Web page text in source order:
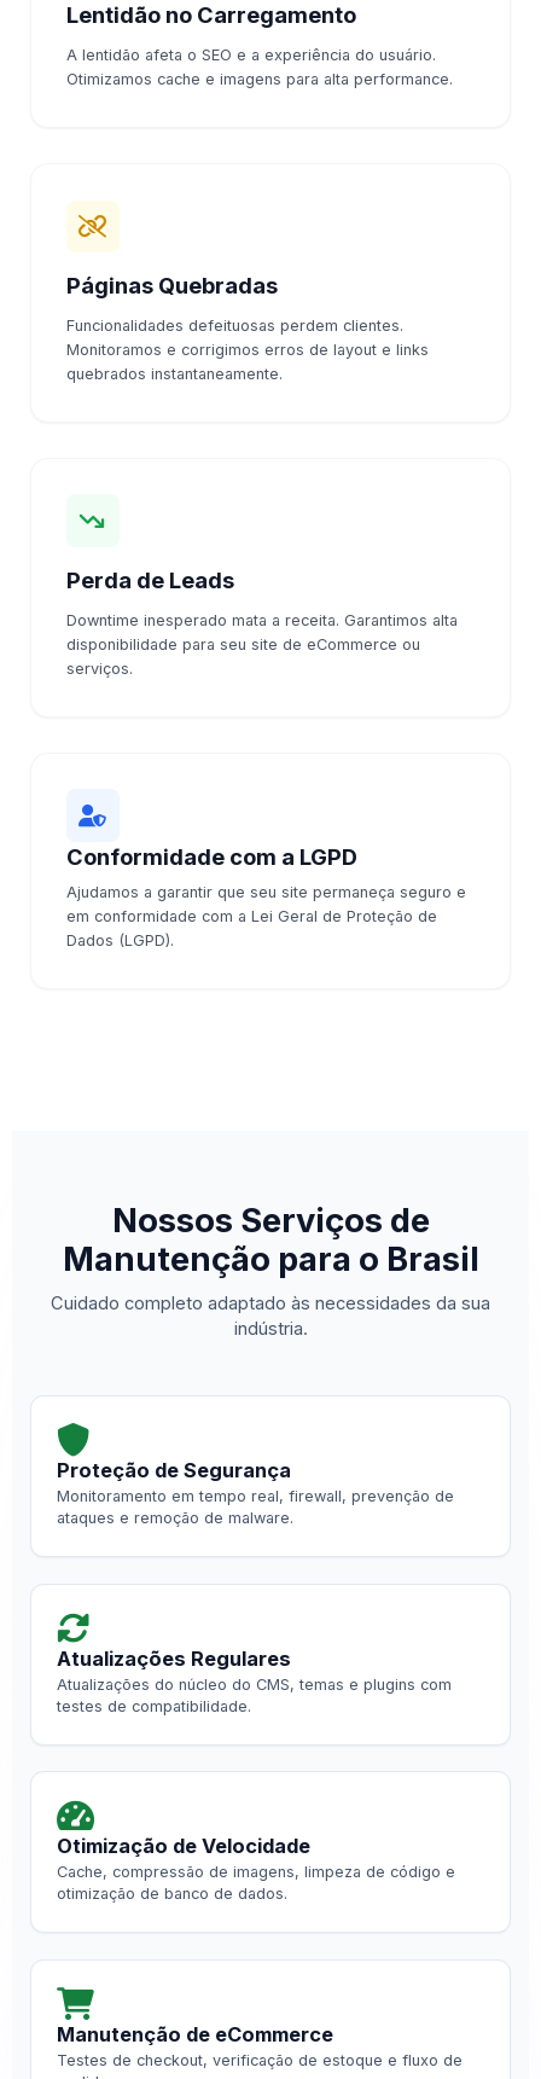
Lentidão no Carregamento
A lentidão afeta o SEO e a experiência do usuário.
Otimizamos cache e imagens para alta performance.
Páginas Quebradas
Funcionalidades defeituosas perdem clientes.
Monitoramos e corrigimos erros de layout e links
quebrados instantaneamente.
Perda de Leads
Downtime inesperado mata a receita. Garantimos alta
disponibilidade para seu site de eCommerce ou
serviços.
Conformidade com a LGPD
Ajudamos a garantir que seu site permaneça seguro e
em conformidade com a Lei Geral de Proteção de
Dados (LGPD).
Nossos Serviços de
Manutenção para o Brasil
Cuidado completo adaptado às necessidades da sua
indústria.
Proteção de Segurança
Monitoramento em tempo real, firewall, prevenção de
ataques e remoção de malware.
Atualizações Regulares
Atualizações do núcleo do CMS, temas e plugins com
testes de compatibilidade.
Otimização de Velocidade
Cache, compressão de imagens, limpeza de código e
otimização de banco de dados.
Manutenção de eCommerce
Testes de checkout, verificação de estoque e fluxo de